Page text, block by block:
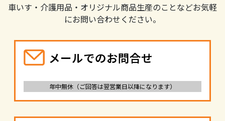
車いす・介護用品・オリジナル商品生産のことなどお気軽
にお問い合わせください。
メールでのお問合せ
年中無休（ご回答は翌営業日以降になります）